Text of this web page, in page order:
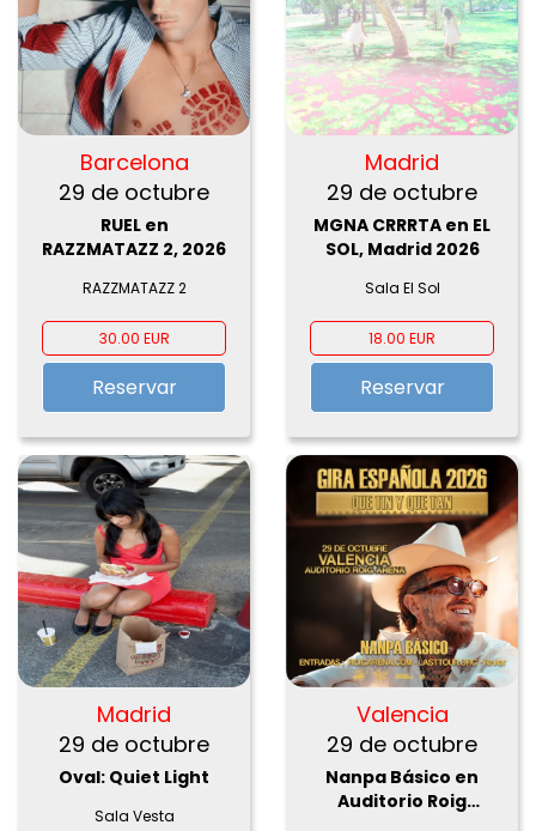
Barcelona
29 de octubre
RUEL en
RAZZMATAZZ 2, 2026
RAZZMATAZZ 2
30.00 EUR
Reservar
Madrid
29 de octubre
MGNA CRRRTA en EL
SOL, Madrid 2026
Sala El Sol
18.00 EUR
Reservar
Madrid
29 de octubre
Oval: Quiet Light
Sala Vesta
Valencia
29 de octubre
Nanpa Básico en
Auditorio Roig